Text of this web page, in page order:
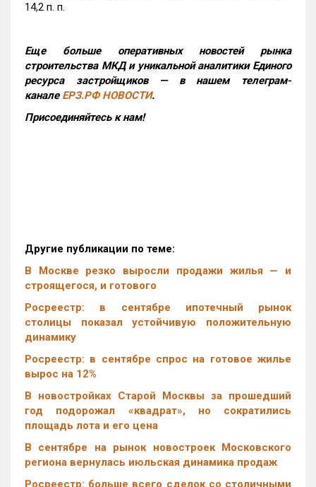
14,2 п. п.
Еще больше оперативных новостей рынка
строительства МКД и уникальной аналитики Единого
ресурса застройщиков — в нашем телеграм-
канале ЕРЗ.РФ НОВОСТИ.
Присоединяйтесь к нам!
Другие публикации по теме:
В Москве резко выросли продажи жилья — и
строящегося, и готового
Росреестр: в сентябре ипотечный рынок
столицы показал устойчивую положительную
динамику
Росреестр: в сентябре спрос на готовое жилье
вырос на 12%
В новостройках Старой Москвы за прошедший
год подорожал «квадрат», но сократились
площадь лота и его цена
В сентябре на рынок новостроек Московского
региона вернулась июльская динамика продаж
Росреестр: больше всего сделок со столичными